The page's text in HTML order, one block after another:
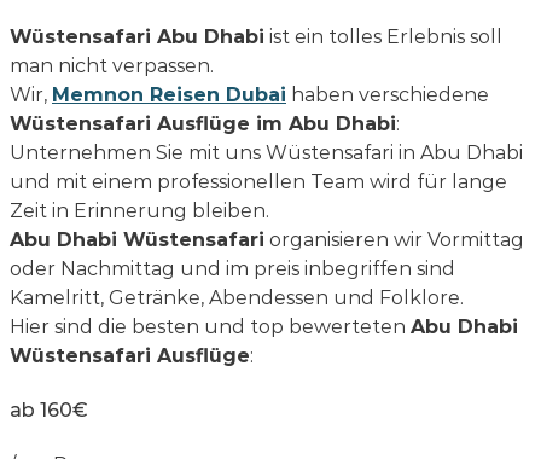
Wüstensafari Abu Dhabi ist ein tolles Erlebnis soll
man nicht verpassen.
Wir, Memnon Reisen Dubai haben verschiedene
Wüstensafari Ausflüge im Abu Dhabi:
Unternehmen Sie mit uns Wüstensafari in Abu Dhabi
und mit einem professionellen Team wird für lange
Zeit in Erinnerung bleiben.
Abu Dhabi Wüstensafari organisieren wir Vormittag
oder Nachmittag und im preis inbegriffen sind
Kamelritt, Getränke, Abendessen und Folklore.
Hier sind die besten und top bewerteten Abu Dhabi
Wüstensafari Ausflüge:
ab 160€